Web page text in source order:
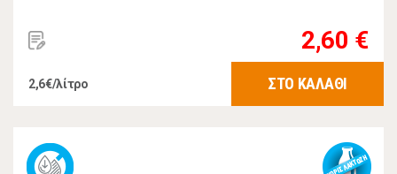
2,60 €
2,6€/λίτρο ΣΤΟ ΚΑΛΑΘΙ